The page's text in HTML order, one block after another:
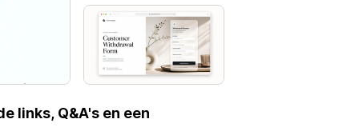
links, Q&A's en een